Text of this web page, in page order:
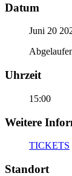
Datum
Juni 20
Uhrzeit
15:00
Weitere
TICKETS
Standort